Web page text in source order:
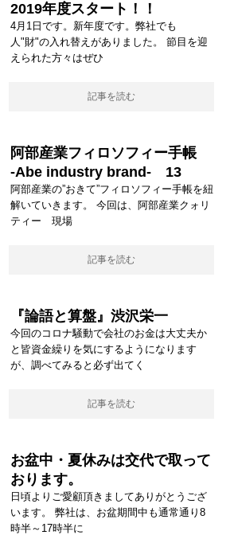
2019年度スタート！！
4月1日です。新年度です。弊社でも
人"財"の入れ替えがありました。 節目を迎
えられた方々はぜひ
記事を読む
阿部産業フィロソフィー手帳
-Abe industry brand- 13
阿部産業の”おきて”フィロソフィー手帳を紐
解いていきます。 今回は、阿部産業クォリ
ティー 現場
記事を読む
『論語と算盤』渋沢栄一
今回のコロナ騒動で会社のお金は大丈夫か
と皆資金繰りを気にするようになります
が、調べてみると必ず出てく
記事を読む
お盆中・夏休みは交代で取って
おります。
日頃よりご愛顧頂きましてありがとうござ
います。 弊社は、お盆期間中も通常通り8
時半～17時半に